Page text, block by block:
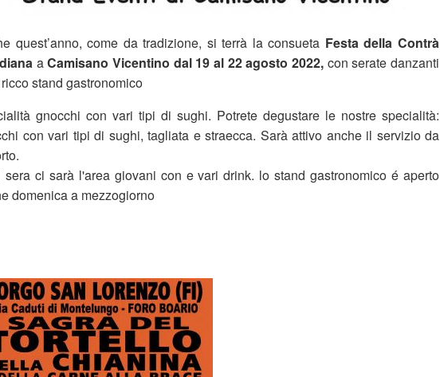
quest’anno, come da tradizione, si terrà la consueta Festa della Contrà
aCamisano Vicentino dal 19 al 22 agosto 2022, con serate danzanti
stand gastronomico
gnocchi con vari tipi di sughi. Potrete degustare le nostre specialità:
con vari tipi di sughi, tagliata e straecca. Sarà attivo anche il servizio da
sera ci sarà l'area giovani con e vari drink. lo stand gastronomico é aperto
domenica a mezzogiorno